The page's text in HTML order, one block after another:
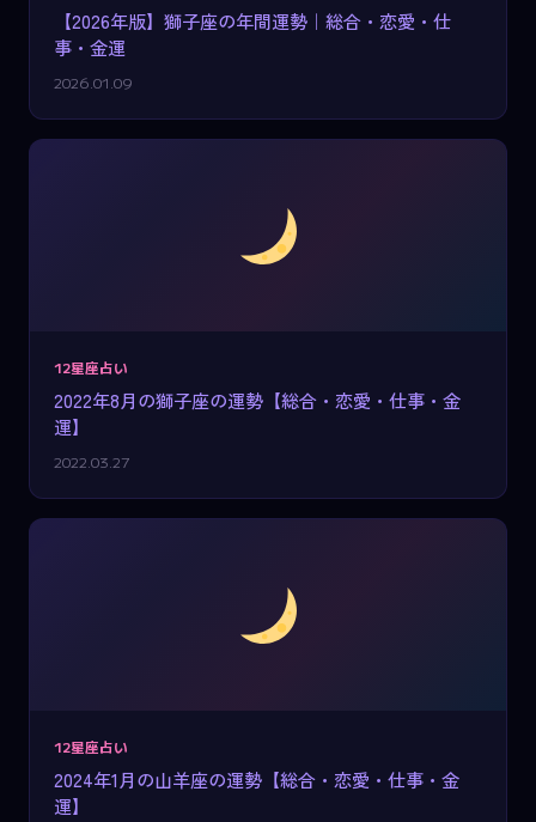
【2026年版】獅子座の年間運勢｜総合・恋愛・仕
事・金運
2026.01.09
12星座占い
2022年8月の獅子座の運勢【総合・恋愛・仕事・金
運】
2022.03.27
12星座占い
2024年1月の山羊座の運勢【総合・恋愛・仕事・金
運】